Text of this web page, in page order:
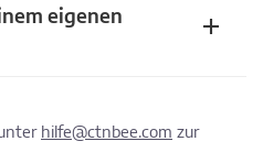
eigenen
hilfe@ctnbee.com zur